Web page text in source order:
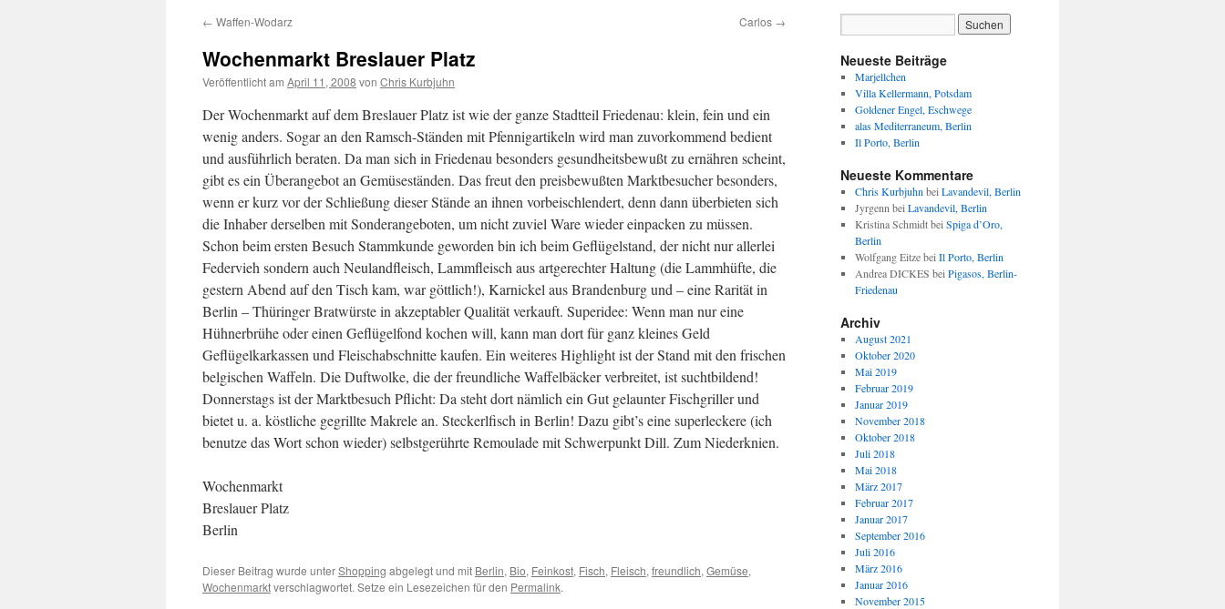
← Waffen-Wodarz Carlos →
Wochenmarkt Breslauer Platz
Veröffentlicht am April 11, 2008 von Chris Kurbjuhn
Der Wochenmarkt auf dem Breslauer Platz ist wie der ganze Stadtteil Friedenau: klein, fein und ein
wenig anders. Sogar an den Ramsch-Ständen mit Pfennigartikeln wird man zuvorkommend bedient
und ausführlich beraten. Da man sich in Friedenau besonders gesundheitsbewußt zu ernähren scheint,
gibt es ein Überangebot an Gemüseständen. Das freut den preisbewußten Marktbesucher besonders,
wenn er kurz vor der Schließung dieser Stände an ihnen vorbeischlendert, denn dann überbieten sich
die Inhaber derselben mit Sonderangeboten, um nicht zuviel Ware wieder einpacken zu müssen.
Schon beim ersten Besuch Stammkunde geworden bin ich beim Geflügelstand, der nicht nur allerlei
Federvieh sondern auch Neulandfleisch, Lammfleisch aus artgerechter Haltung (die Lammhüfte, die
gestern Abend auf den Tisch kam, war göttlich!), Karnickel aus Brandenburg und – eine Rarität in
Berlin – Thüringer Bratwürste in akzeptabler Qualität verkauft. Superidee: Wenn man nur eine
Hühnerbrühe oder einen Geflügelfond kochen will, kann man dort für ganz kleines Geld
Geflügelkarkassen und Fleischabschnitte kaufen. Ein weiteres Highlight ist der Stand mit den frischen
belgischen Waffeln. Die Duftwolke, die der freundliche Waffelbäcker verbreitet, ist suchtbildend!
Donnerstags ist der Marktbesuch Pflicht: Da steht dort nämlich ein Gut gelaunter Fischgriller und
bietet u. a. köstliche gegrillte Makrele an. Steckerlfisch in Berlin! Dazu gibt’s eine superleckere (ich
benutze das Wort schon wieder) selbstgerührte Remoulade mit Schwerpunkt Dill. Zum Niederknien.
Wochenmarkt
Breslauer Platz
Berlin
Dieser Beitrag wurde unterShopping abgelegt und mit Berlin, Bio, Feinkost, Fisch, Fleisch, freundlich, Gemüse,
Wochenmarktverschlagwortet. Setze ein Lesezeichen für den Permalink.
Neueste Beiträge
Marjellchen
Villa Kellermann, Potsdam
Goldener Engel, Eschwege
alas Mediterraneum, Berlin
Il Porto, Berlin
Neueste Kommentare
Chris Kurbjuhn bei Lavandevil, Berlin
Jyrgenn bei Lavandevil, Berlin
Kristina Schmidtbei Spiga d’Oro,
Berlin
Wolfgang Eitzebei Il Porto, Berlin
Andrea DICKES bei Pigasos, Berlin-
Friedenau
Archiv
August 2021
Oktober 2020
Mai 2019
Februar 2019
Januar 2019
November 2018
Oktober 2018
Juli 2018
Mai 2018
März 2017
Februar 2017
Januar 2017
September 2016
Juli 2016
März 2016
Januar 2016
November 2015